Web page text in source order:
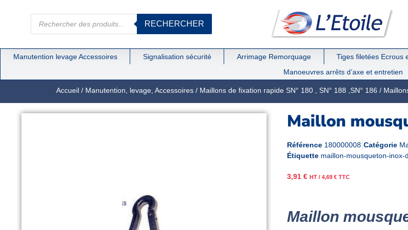
RECHERCHER
Manutention levage Accessoires Signalisation sécurité Arrimage Remorquage Tiges filetées Ecrous
Manoeuvres arrêts d’axe et entretien
Accueil/ Manutention, levage, Accessoires/ Maillons de fixation rapide SN° 180 , SN° 188 ,SN° 186 /
Maillon
Référence 180000008 Catégorie
Étiquette maillon-mousqueton-inox-
3,91 € HT / 4,69 € TTC
Maillon